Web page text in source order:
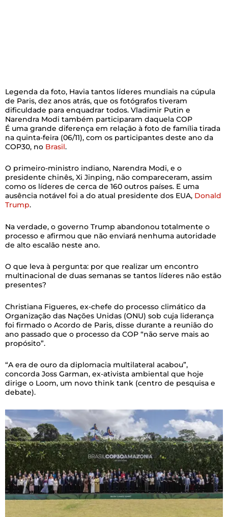
Legenda da foto, Havia tantos líderes mundiais na cúpula
de Paris, dez anos atrás, que os fotógrafos tiveram
dificuldade para enquadrar todos. Vladimir Putin e
Narendra Modi também participaram daquela COP
É uma grande diferença em relação à foto de família tirada
na quinta-feira (06/11), com os participantes deste ano da
COP30, no Brasil.
O primeiro-ministro indiano, Narendra Modi, e o
presidente chinês, Xi Jinping, não compareceram, assim
como os líderes de cerca de 160 outros países. E uma
ausência notável foi a do atual presidente dos EUA, Donald
Trump.
Na verdade, o governo Trump abandonou totalmente o
processo e afirmou que não enviará nenhuma autoridade
de alto escalão neste ano.
O que leva à pergunta: por que realizar um encontro
multinacional de duas semanas se tantos líderes não estão
presentes?
Christiana Figueres, ex-chefe do processo climático da
Organização das Nações Unidas (ONU) sob cuja liderança
foi firmado o Acordo de Paris, disse durante a reunião do
ano passado que o processo da COP “não serve mais ao
propósito”.
“A era de ouro da diplomacia multilateral acabou”,
concorda Joss Garman, ex-ativista ambiental que hoje
dirige o Loom, um novo think tank (centro de pesquisa e
debate).